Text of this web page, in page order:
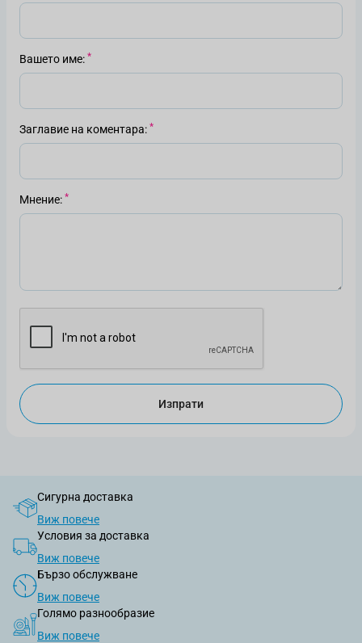
Вашето име
Заглавие на коментара
Мнение
Изпрати
Сигурна доставка
Виж повече
Условия за доставка
Виж повече
Бързо обслужване
Виж повече
Голямо разнообразие
Виж повече